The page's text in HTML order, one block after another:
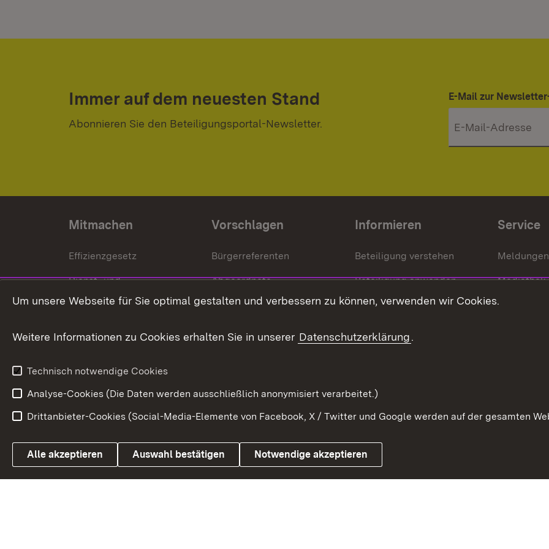
Immer auf dem neuesten Stand
Abonnieren Sie den Beteiligungsportal-Newsletter.
E-Mail zur
Mitmachen
Effizienzgesetz
Dienst- und
Versorgungsbezüge
Weitere
Vorschlagen
Bürgerreferenten
Abgeordnete
Bürgerbeauftragte
Informieren
Beteiligung verstehen
Beteiligung anwenden
Beteiligung stärken
Service
Meldungen
Mediathek
Link zum Landesportal
Impressum Kontakt
Um unsere Webseite für Sie optimal gestalten und verbessern zu können, verwenden wir Cookies.
Weitere Informationen zu Cookies erhalten Sie in unserer Datenschutzerklärung.
Technisch notwendige Cookies
Analyse-Cookies (Die Daten werden ausschließlich anonymisiert verarbeitet.)
Drittanbieter-Cookies (Social-Media-Elemente von Facebook, X / Twitter und Google werden auf der gesamten
Alle akzeptieren Auswahl bestätigen Notwendige akzeptieren